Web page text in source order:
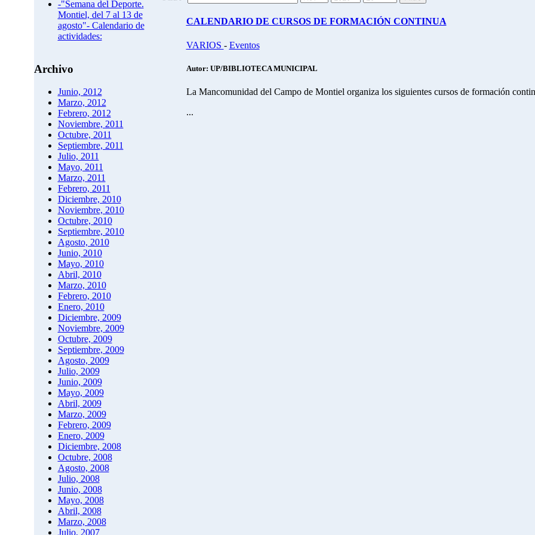
-"Semana del Deporte.
Montiel, del 7 al 13 de
agosto"- Calendario de
actividades:
Archivo
Junio, 2012
Marzo, 2012
Febrero, 2012
Noviembre, 2011
Octubre, 2011
Septiembre, 2011
Julio, 2011
Mayo, 2011
Marzo, 2011
Febrero, 2011
Diciembre, 2010
Noviembre, 2010
Octubre, 2010
Septiembre, 2010
Agosto, 2010
Junio, 2010
Mayo, 2010
Abril, 2010
Marzo, 2010
Febrero, 2010
Enero, 2010
Diciembre, 2009
Noviembre, 2009
Octubre, 2009
Septiembre, 2009
Agosto, 2009
Julio, 2009
Junio, 2009
Mayo, 2009
Abril, 2009
Marzo, 2009
Febrero, 2009
Enero, 2009
Diciembre, 2008
Octubre, 2008
Agosto, 2008
Julio, 2008
Junio, 2008
Mayo, 2008
Abril, 2008
Marzo, 2008
Julio, 2007
CALENDARIO DE CURSOS DE FORMACIÓN CONTINUA
VARIOS - Eventos
Autor: UP/BIBLIOTECA MUNICIPAL
La Mancomunidad del Campo de Montiel organiza los siguientes cursos de formación
...